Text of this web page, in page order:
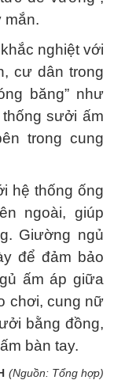
mắn.
nghiệt với
cư dân trong
băng” như
sưởi ấm
trong cung
hệ thống ống
ngoài, giúp
Giường ngủ
để đảm bảo
ấm áp giữa
chơi, cung nữ
bằng đồng,
bàn tay.
(Nguồn: Tổng hợp)